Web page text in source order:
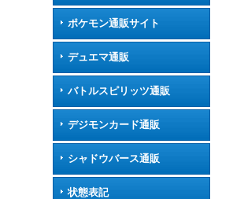
ポケモン通販サイト
デュエマ通販
バトルスピリッツ通販
デジモンカード通販
シャドウバース通販
状態表記